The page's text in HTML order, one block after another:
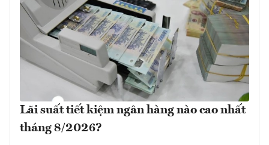
Lãi suất tiết kiệm ngân hàng nào cao nhất
tháng 8/2026?